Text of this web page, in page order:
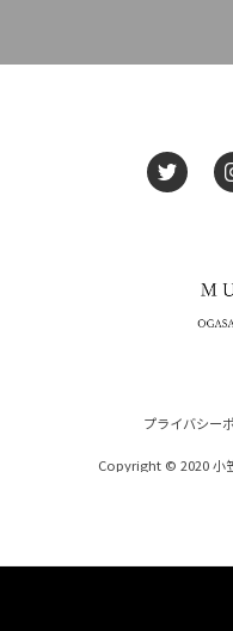
プライバシー
Copyright © 2020 小